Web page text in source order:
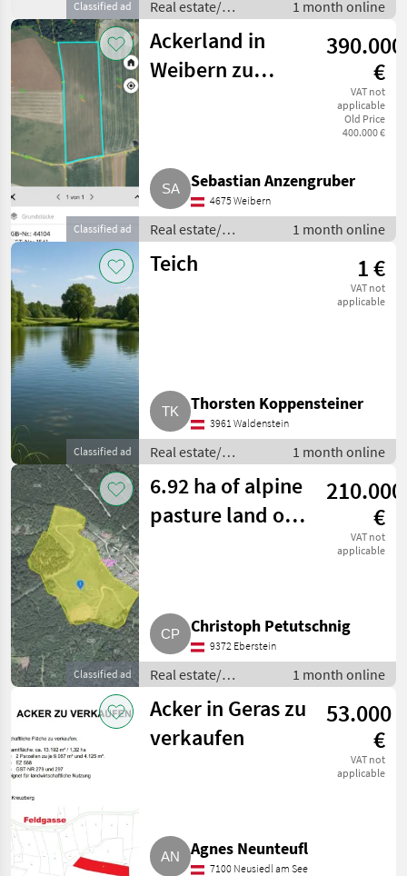
Classified ad
Real estate/
properties / Lands
1 month online
Classified ad
Ackerland in
Weibern zu
390.000
€
VAT not
applicable
Old Price
400.000 €
Sebastian Anzengruber
4675 Weibern
Real estate/
properties / Lands
1 month online
Classified ad
Teich 1 €
VAT not
applicable
Thorsten Koppensteiner
3961 Waldenstein
Real estate/
properties / Lands
1 month online
Classified ad
6.92 ha of alpine
pasture land on
210.000
€
VAT not
applicable
Christoph Petutschnig
9372 Eberstein
Real estate/
properties / Lands
1 month online
Acker in Geras zu
verkaufen
53.000
€
VAT not
applicable
Agnes Neunteufl
7100 Neusiedl am See